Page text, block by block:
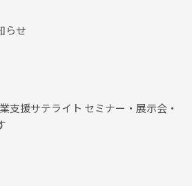
らせ
支援サテライト セミナー・展示会・